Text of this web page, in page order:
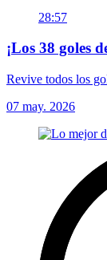
28:57
¡Los 38 goles
Revive todos los
07 may. 2026